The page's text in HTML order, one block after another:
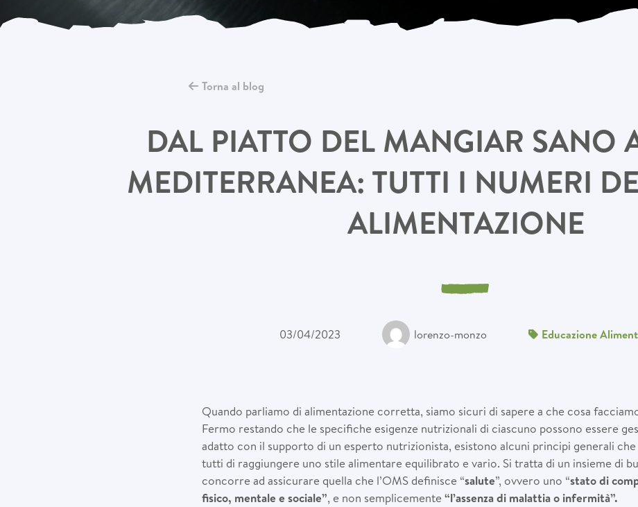
Torna al blog
DAL PIATTO DEL MANGIAR SANO
MEDITERRANEA: TUTTI I NUMERI
ALIMENTAZIONE
03/04/2023 lorenzo-monzo Educazione
Quando parliamo di alimentazione corretta, siamo sicuri di sapere a che cosa
Fermo restando che le specifiche esigenze nutrizionali di ciascuno possono essere
adatto con il supporto di un esperto nutrizionista, esistono alcuni principi generali
tutti di raggiungere uno stile alimentare equilibrato e vario. Si tratta di un insieme di
concorre ad assicurare quella che l’OMS definisce “salute”, ovvero uno “stato di
fisico, mentale e sociale”, e non semplicemente “l’assenza di malattia o infermità”.